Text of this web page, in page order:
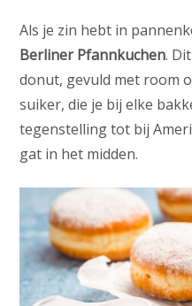
Als je zin hebt in
Berliner Pfannkuchen.
donut, gevuld met room
suiker, die je bij elke
tegenstelling tot bij
gat in het midden.